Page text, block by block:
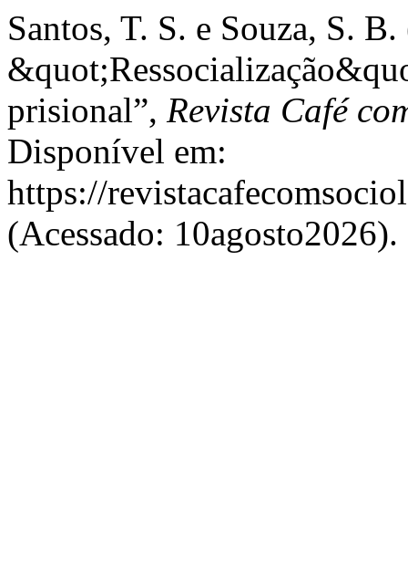
Santos, T. S. e Souza, S.
prisional”, Revista Café
Disponível em:
https://
(Acessado: 10agosto2026).